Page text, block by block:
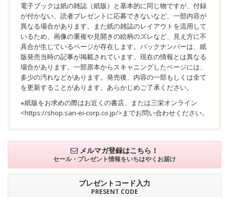
電子ブックは紙の雑誌（紙版）と基本的に同じ物ですが、付録
が付かない、読者プレゼントに応募できないなど、一部内容が
異なる場合があります。また紙の雑誌のレイアウトを流用して
いるため、画像の重複や見開きの絵柄のズレなど、見え方に不
具合が生じているページが存在します。バックナンバーは、紙
版発売当時の記事が掲載されています。現在の情報とは異なる
場合があります。一部原本からスキャニングしたページには、
多少の汚れなどがあります。発売後、内容の一部もしくは全て
を更新することがあります。あらかじめご了承ください。
※紙版をお求めの際はお近くの書店、または三栄オンライン
<https://shop.san-ei-corp.co.jp/>までお問い合わせください。
メルマガ登録はこちら！
セール・プレゼント情報をいちはやくお届け
プレゼントコード入力
PRESENT CODE